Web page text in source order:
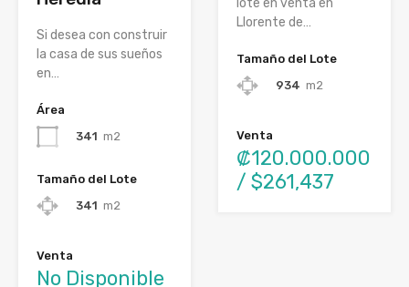
Si desea con construir
la casa de sus sueños
en…
Área
341 m2
Tamaño del Lote
341 m2
Venta
No Disponible
lote en venta en
Llorente de…
Tamaño del Lote
934 m2
Venta
₡120.000.000
/ $261,437